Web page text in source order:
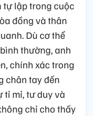
tự lập trong cuộc
đồng và thân
Dù cơ thể
thường, anh
chính xác trong
chân tay đến
tỉ mỉ, tư duy và
chỉ cho thấy